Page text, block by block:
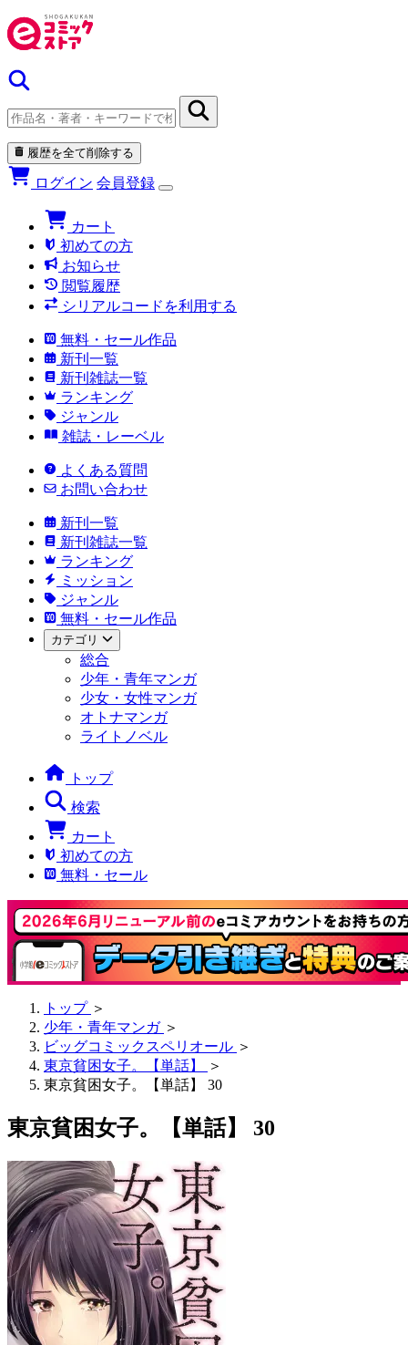
履歴を全て削除する
ログイン 会員登録
カート
初めての方
お知らせ
閲覧履歴
シリアルコードを利用する
無料・セール作品
新刊一覧
新刊雑誌一覧
ランキング
ジャンル
雑誌・レーベル
よくある質問
お問い合わせ
新刊一覧
新刊雑誌一覧
ランキング
ミッション
ジャンル
無料・セール作品
カテゴリ
総合
少年・青年マンガ
少女・女性マンガ
オトナマンガ
ライトノベル
トップ
検索
カート
初めての方
無料・セール
トップ ＞
少年・青年マンガ ＞
ビッグコミックスペリオール ＞
東京貧困女子。【単話】
＞
東京貧困女子。【単話】 30
東京貧困女子。【単話】 30